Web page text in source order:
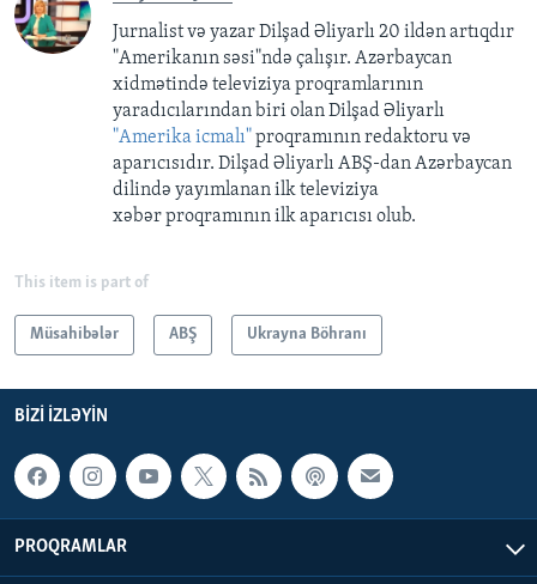
Jurnalist və yazar Dilşad Əliyarlı 20 ildən artıqdır
"Amerikanın səsi"ndə çalışır. Azərbaycan
xidmətində televiziya proqramlarının
yaradıcılarından biri olan Dilşad Əliyarlı
"Amerika icmalı"proqramının redaktoru və
aparıcısıdır. Dilşad Əliyarlı ABŞ-dan Azərbaycan
dilində yayımlanan ilk televiziya
xəbər proqramının ilk aparıcısı olub.
This item is part of
Müsahibələr ABŞ Ukrayna Böhranı
BIZI IZLƏYIN
PROQRAMLAR